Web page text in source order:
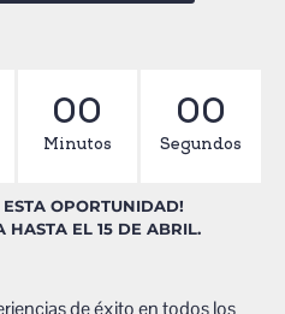
00
Minutos
00
Segundos
ESTA OPORTUNIDAD!
HASTA EL 15 DE ABRIL.
de éxito en todos los